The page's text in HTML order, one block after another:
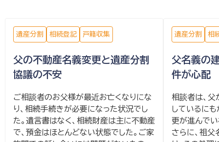
遺産分割 相続登記 戸籍収集
父の不動産名義変更と遺産分割
協議の不安
ご相談者のお父様が最近お亡くなりにな
り、相続手続きが必要になった状況でし
た。遺言書はなく、相続財産は主に不動産
で、預金はほとんどない状態でした。ご家
遺産分割 相
父名義の
件が心配
相談者は、
しているに
更が進んで
さらに、祖